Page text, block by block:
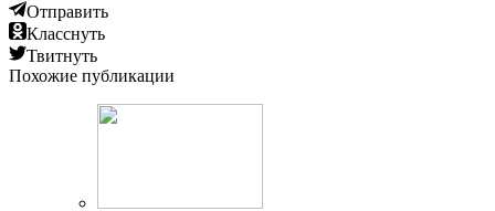
Отправить
Класснуть
Твитнуть
Похожие публикации